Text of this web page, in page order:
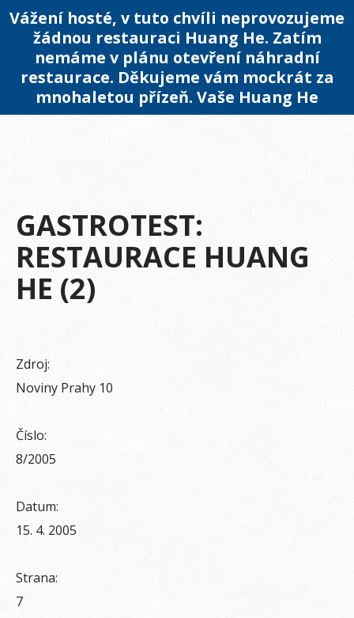
Vážení hosté, v tuto chvíli neprovozujeme
žádnou restauraci Huang He. Zatím
nemáme v plánu otevření náhradní
restaurace. Děkujeme vám mockrát za
mnohaletou přízeň. Vaše Huang He
GASTROTEST:
RESTAURACE HUANG
HE (2)
Zdroj:
Noviny Prahy 10
Číslo:
8/2005
Datum:
15. 4. 2005
Strana:
7